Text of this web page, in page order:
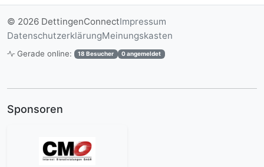
© 2026 DettingenConnectImpressum
DatenschutzerklärungMeinungskasten
Gerade online: 18 Besucher 0 angemeldet
Sponsoren